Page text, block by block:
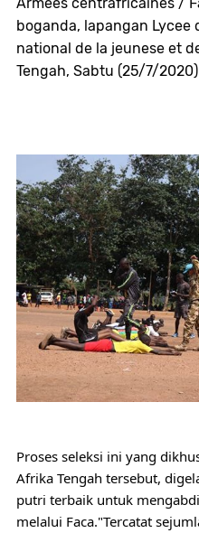
boganda, lapangan Lycee
national de la jeunese et
Tengah, Sabtu (25/7/
Proses seleksi ini yang
Afrika Tengah tersebut,
putri terbaik untuk
melalui Faca."Tercatat